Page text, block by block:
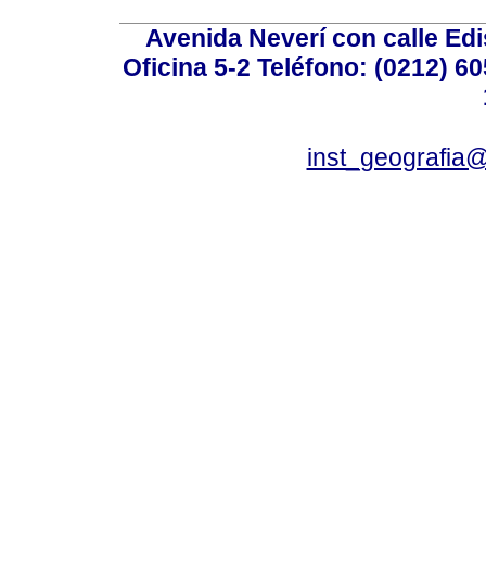
Avenida Neverí con calle
Oficina 5-2 Teléfono: (0212)